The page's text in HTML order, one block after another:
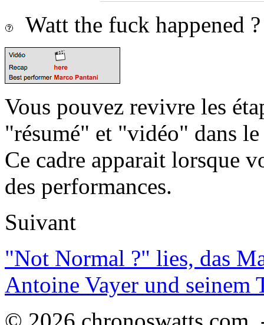
Watt the fuck happened ?
Vous pouvez revivre les
"résumé" et "vidéo" dans
Ce cadre apparait lorsque
des performances.
Suivant
"Not Normal ?" lies, das
Antoine Vayer und seinem